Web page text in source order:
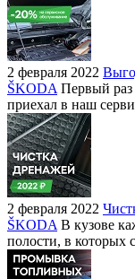
2 февраля 2022
ŠKODA Первый
приехал в наш
2 февраля 2022
ŠKODA В кузове
полости, в которых